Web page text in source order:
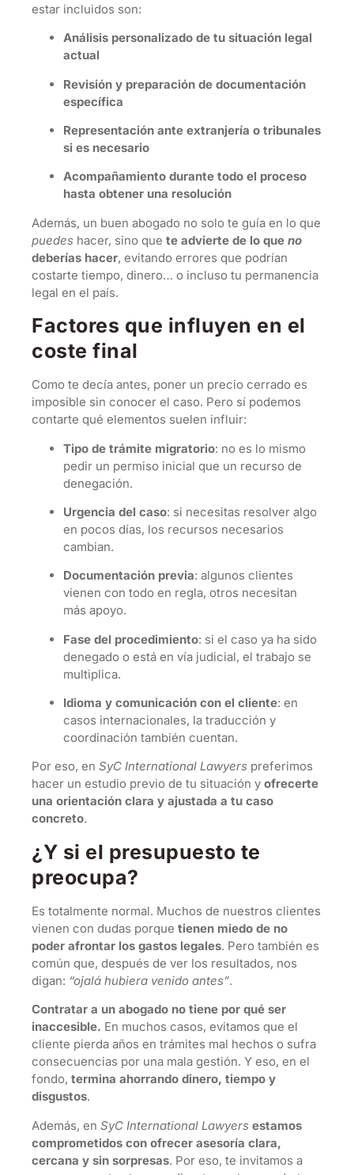
estar incluidos son:
Análisis personalizado de tu situación legal
actual
Revisión y preparación de documentación
específica
Representación ante extranjería o tribunales
si es necesario
Acompañamiento durante todo el proceso
hasta obtener una resolución
Además, un buen abogado no solo te guía en lo que
puedes hacer, sino que te advierte de lo que no
deberías hacer, evitando errores que podrían
costarte tiempo, dinero… o incluso tu permanencia
legal en el país.
Factores que influyen en el
coste final
Como te decía antes, poner un precio cerrado es
imposible sin conocer el caso. Pero sí podemos
contarte qué elementos suelen influir:
Tipo de trámite migratorio: no es lo mismo
pedir un permiso inicial que un recurso de
denegación.
Urgencia del caso: si necesitas resolver algo
en pocos días, los recursos necesarios
cambian.
Documentación previa: algunos clientes
vienen con todo en regla, otros necesitan
más apoyo.
Fase del procedimiento: si el caso ya ha sido
denegado o está en vía judicial, el trabajo se
multiplica.
Idioma y comunicación con el cliente: en
casos internacionales, la traducción y
coordinación también cuentan.
Por eso, en SyC International Lawyers preferimos
hacer un estudio previo de tu situación y ofrecerte
una orientación clara y ajustada a tu caso
concreto.
¿Y si el presupuesto te
preocupa?
Es totalmente normal. Muchos de nuestros clientes
vienen con dudas porque tienen miedo de no
poder afrontar los gastos legales. Pero también es
común que, después de ver los resultados, nos
digan: “ojalá hubiera venido antes”.
Contratar a un abogado no tiene por qué ser
inaccesible. En muchos casos, evitamos que el
cliente pierda años en trámites mal hechos o sufra
consecuencias por una mala gestión. Y eso, en el
fondo, termina ahorrando dinero, tiempo y
disgustos.
Además, en SyC International Lawyers estamos
comprometidos con ofrecer asesoría clara,
cercana y sin sorpresas. Por eso, te invitamos a